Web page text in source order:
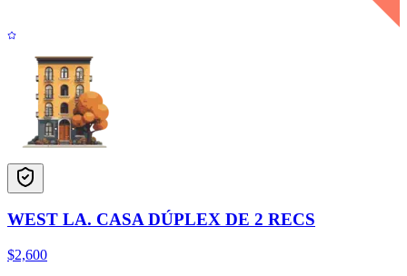
WEST LA. CASA DÚPLEX DE 2 RECS
$2,600